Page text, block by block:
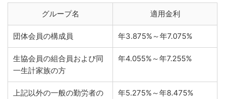
グループ名 適用金利
団体会員の構成員 年3.875%～年7.075%
生協会員の組合員および同
一生計家族の方
年4.055%～年7.255%
上記以外の一般の勤労者の
年5.275%～年8.475%